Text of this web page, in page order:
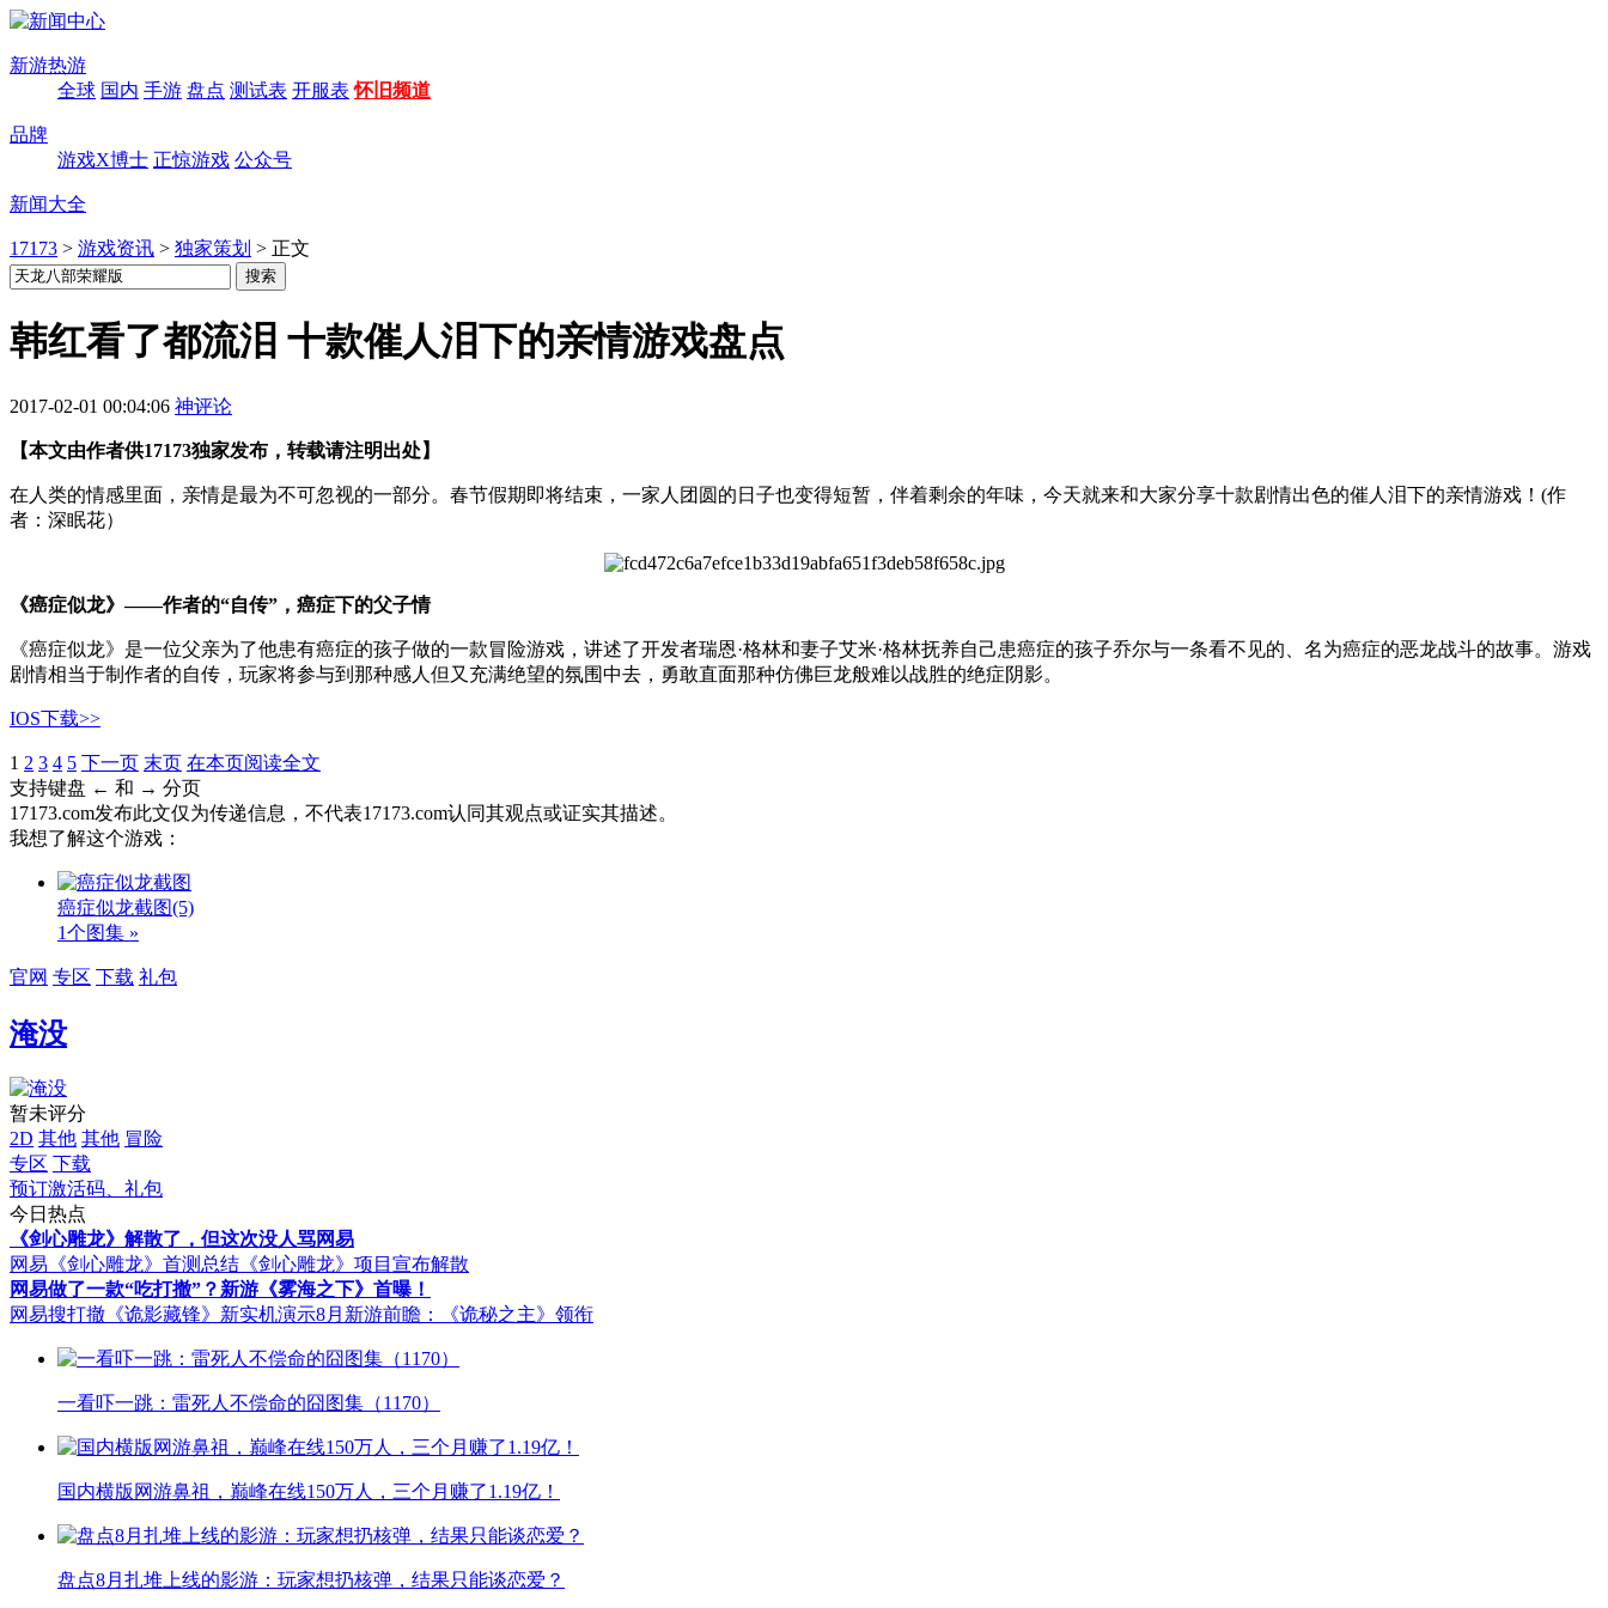
新游热游
全球 国内 手游 盘点 测试表 开服表 怀旧频道
品牌
游戏X博士 正惊游戏 公众号
新闻大全
17173 > 游戏资讯 > 独家策划 > 正文
韩红看了都流泪 十款催人泪下的亲情游戏盘点
2017-02-01 00:04:06 神评论
【本文由作者供17173独家发布，转载请注明出处】
在人类的情感里面，亲情是最为不可忽视的一部分。春节假期即将结束，一家人团圆的日子也变得短暂，伴着剩余的年味，今天就来和大家分享十款剧情出色的催人泪下的亲情游戏！(作
者：深眠花）
《癌症似龙》——作者的“自传”，癌症下的父子情
《癌症似龙》是一位父亲为了他患有癌症的孩子做的一款冒险游戏，讲述了开发者瑞恩·格林和妻子艾米·格林抚养自己患癌症的孩子乔尔与一条看不见的、名为癌症的恶龙战斗的故事。游戏
剧情相当于制作者的自传，玩家将参与到那种感人但又充满绝望的氛围中去，勇敢直面那种仿佛巨龙般难以战胜的绝症阴影。
IOS下载>>
1 2 3 4 5 下一页 末页 在本页阅读全文
支持键盘 ← 和 → 分页
17173.com发布此文仅为传递信息，不代表17173.com认同其观点或证实其描述。
我想了解这个游戏：
癌症似龙截图(5)
1个图集 »
官网 专区 下载 礼包
淹没
暂未评分
2D 其他 其他 冒险
专区 下载
预订激活码、礼包
今日热点
《剑心雕龙》解散了，但这次没人骂网易
网易《剑心雕龙》首测总结 《剑心雕龙》项目宣布解散
网易做了一款“吃打撤”？新游《雾海之下》首曝！
网易搜打撤《诡影藏锋》新实机演示8月新游前瞻：《诡秘之主》领衔
一看吓一跳：雷死人不偿命的囧图集（1170）
国内横版网游鼻祖，巅峰在线150万人，三个月赚了1.19亿！
盘点8月扎堆上线的影游：玩家想扔核弹，结果只能谈恋爱？